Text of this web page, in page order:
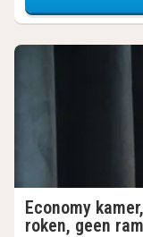
Economy
roken, geen